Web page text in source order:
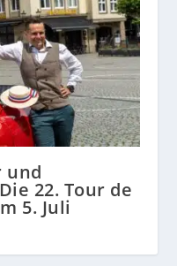
und
22. Tour de
5. Juli